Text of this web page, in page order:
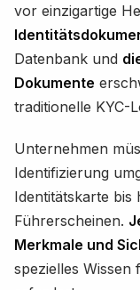
vor einzigartige
Datenbank und
Dokumente
traditionelle KYC-
Unternehmen
Identifizierung
Identitätskarte bis
Führerscheinen.
Merkmale und
spezielles